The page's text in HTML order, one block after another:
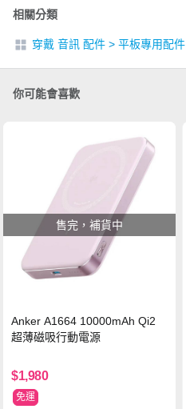
相關分類
穿戴 音訊 配件 > 平板專用配件
你可能會喜歡
售完，補貨中
Anker A1664 10000mAh Qi2
超薄磁吸行動電源
$1,980
免運